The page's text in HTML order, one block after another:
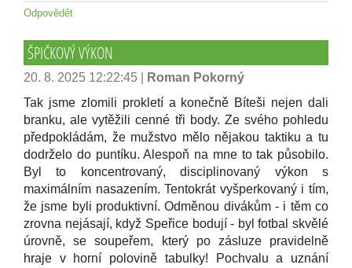
Odpovědět
ŠPIČKOVÝ VÝKON
20. 8. 2025 12:22:45
Roman Pokorný
Tak jsme zlomili prokletí a konečně Bíteši nejen dali
branku, ale vytěžili cenné tři body. Ze svého pohledu
předpokládám, že mužstvo mělo nějakou taktiku a tu
dodrželo do puntíku. Alespoň na mne to tak působilo.
Byl to koncentrovaný, disciplinovaný výkon s
maximálním nasazením. Tentokrát vyšperkovaný i tím,
že jsme byli produktivní. Odměnou divákům - i těm co
zrovna nejásají, když Speřice bodují - byl fotbal skvělé
úrovně, se soupeřem, který po zásluze pravidelně
hraje v horní polovině tabulky! Pochvalu a uznání